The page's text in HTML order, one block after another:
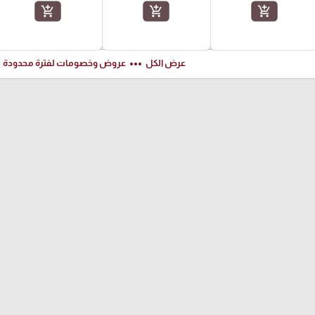
add_shopping_cart
add_shopping_cart
add_shopping_cart
عرض الكل more_horiz عروض وخصومات لفترة محدودة